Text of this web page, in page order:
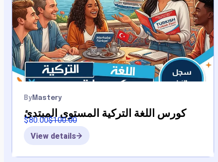
By Mastery
كورس اللغة التركية المستوى المبتدئ
$80.00$100.00
View details